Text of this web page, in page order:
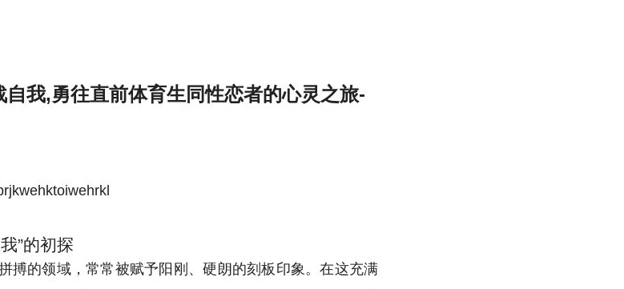
我,勇往直前体育生同性恋者的心灵之旅-
”的初探
搏的领域，常常被赋予阳刚、硬朗的刻板印象。在这充满